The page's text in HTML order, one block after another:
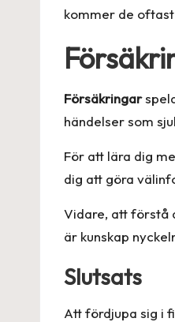
kommer de
Försäkringar
händelser som
För att lära dig
dig att göra
Vidare, att förstå
är kunskap
Slutsats
Att fördjupa sig i